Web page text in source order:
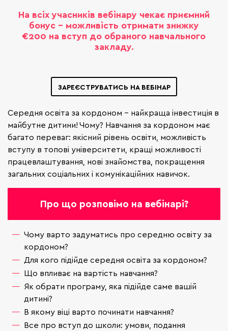
На всіх учасників вебінару чекає приємний
бонус - можливість отримати знижку
€200 на вступ до обраного навчального
закладу.
ЗАРЕЄСТРУВАТИСЬ НА ВЕБІНАР
Середня освіта за кордоном - найкраща інвестиція в
майбутне дитини! Чому? Навчання за кордоном має
багато переваг: якісний рівень освіти, можливість
вступу в топові університети, кращі можливості
працевлаштування, нові знайомства, покращення
загальних соціальних і комунікаційних навичок.
Про що розповімо на вебінарі?
Чому варто задуматись про середню освіту за
кордоном?
Для кого підійде середня освіта за кордоном?
Що впливає на вартість навчання?
Як обрати програму, яка підійде саме вашій
дитині?
В якому віці варто починати навчання?
Все про вступ до школи: умови, подання